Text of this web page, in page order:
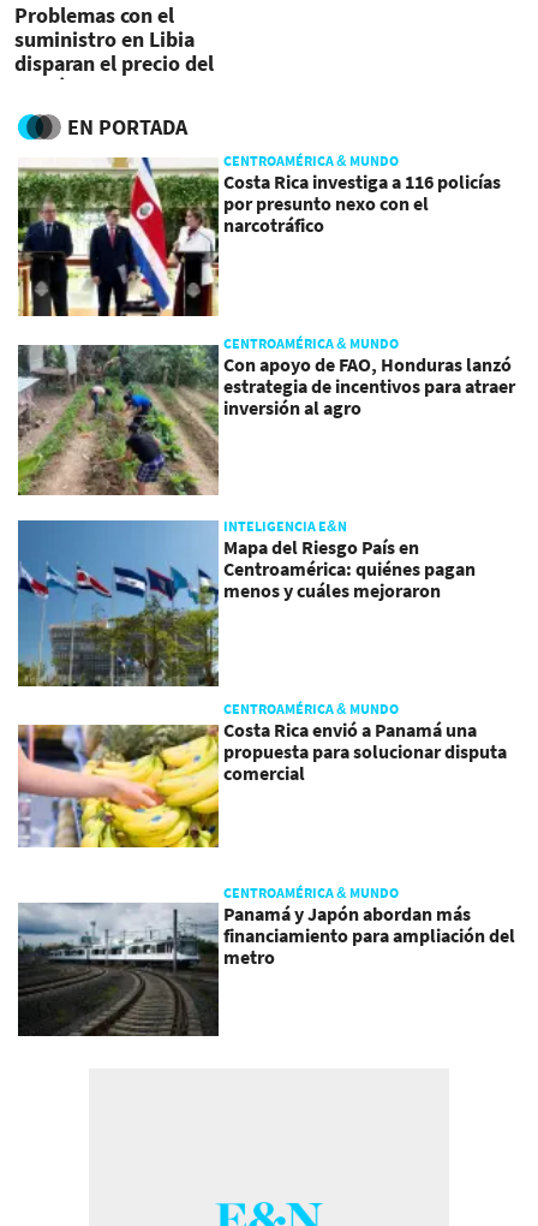
Problemas con el
suministro en Libia
disparan el precio del
petróleo
EN PORTADA
CENTROAMÉRICA & MUNDO
Costa Rica investiga a 116 policías
por presunto nexo con el
narcotráfico
CENTROAMÉRICA & MUNDO
Con apoyo de FAO, Honduras lanzó
estrategia de incentivos para atraer
inversión al agro
INTELIGENCIA E&N
Mapa del Riesgo País en
Centroamérica: quiénes pagan
menos y cuáles mejoraron
CENTROAMÉRICA & MUNDO
Costa Rica envió a Panamá una
propuesta para solucionar disputa
comercial
CENTROAMÉRICA & MUNDO
Panamá y Japón abordan más
financiamiento para ampliación del
metro